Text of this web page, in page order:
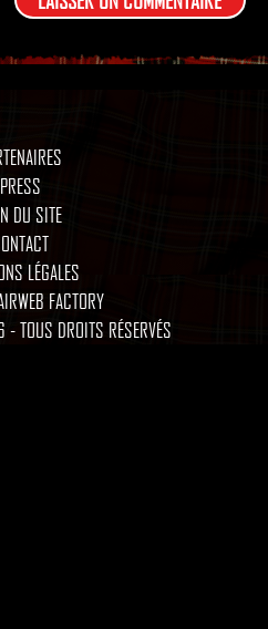
PRESS
DU SITE
LÉGALES
FACTORY
TOUS DROITS RÉSERVÉS